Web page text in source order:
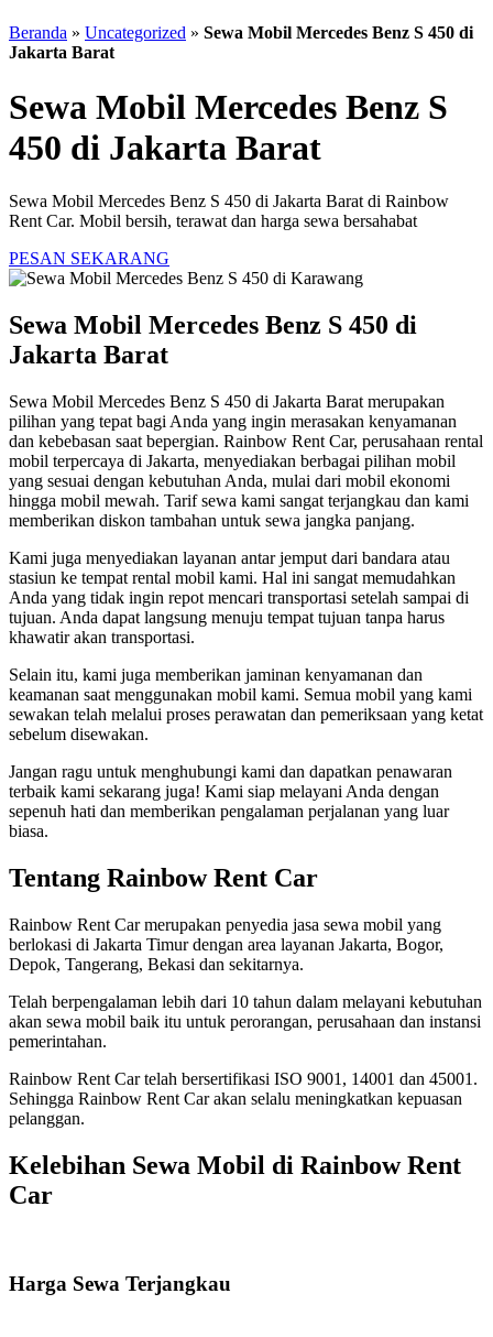
Beranda » Uncategorized » Sewa Mobil Mercedes Benz S 450 di
Jakarta Barat
Sewa Mobil Mercedes Benz S
450 di Jakarta Barat
Sewa Mobil Mercedes Benz S 450 di Jakarta Barat di Rainbow
Rent Car. Mobil bersih, terawat dan harga sewa bersahabat
PESAN SEKARANG
Sewa Mobil Mercedes Benz S 450 di
Jakarta Barat
Sewa Mobil Mercedes Benz S 450 di Jakarta Barat merupakan
pilihan yang tepat bagi Anda yang ingin merasakan kenyamanan
dan kebebasan saat bepergian. Rainbow Rent Car, perusahaan rental
mobil terpercaya di Jakarta, menyediakan berbagai pilihan mobil
yang sesuai dengan kebutuhan Anda, mulai dari mobil ekonomi
hingga mobil mewah. Tarif sewa kami sangat terjangkau dan kami
memberikan diskon tambahan untuk sewa jangka panjang.
Kami juga menyediakan layanan antar jemput dari bandara atau
stasiun ke tempat rental mobil kami. Hal ini sangat memudahkan
Anda yang tidak ingin repot mencari transportasi setelah sampai di
tujuan. Anda dapat langsung menuju tempat tujuan tanpa harus
khawatir akan transportasi.
Selain itu, kami juga memberikan jaminan kenyamanan dan
keamanan saat menggunakan mobil kami. Semua mobil yang kami
sewakan telah melalui proses perawatan dan pemeriksaan yang ketat
sebelum disewakan.
Jangan ragu untuk menghubungi kami dan dapatkan penawaran
terbaik kami sekarang juga! Kami siap melayani Anda dengan
sepenuh hati dan memberikan pengalaman perjalanan yang luar
biasa.
Tentang Rainbow Rent Car
Rainbow Rent Car merupakan penyedia jasa sewa mobil yang
berlokasi di Jakarta Timur dengan area layanan Jakarta, Bogor,
Depok, Tangerang, Bekasi dan sekitarnya.
Telah berpengalaman lebih dari 10 tahun dalam melayani kebutuhan
akan sewa mobil baik itu untuk perorangan, perusahaan dan instansi
pemerintahan.
Rainbow Rent Car telah bersertifikasi ISO 9001, 14001 dan 45001.
Sehingga Rainbow Rent Car akan selalu meningkatkan kepuasan
pelanggan.
Kelebihan Sewa Mobil di Rainbow Rent
Car
Harga Sewa Terjangkau